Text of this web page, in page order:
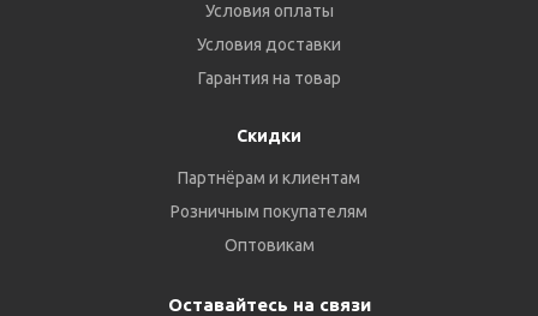
Условия оплаты
Условия доставки
Гарантия на товар
Скидки
Партнёрам и клиентам
Розничным покупателям
Оптовикам
Оставайтесь на связи